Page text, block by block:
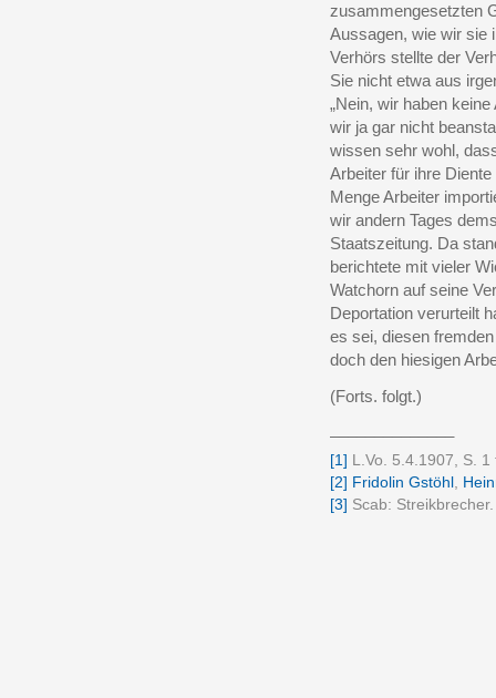
zusammengesetzten
Aussagen, wie wir sie
Verhörs stellte der
Sie nicht etwa aus
„Nein, wir haben
wir ja gar nicht
wissen sehr wohl,
Arbeiter für ihre
Menge Arbeiter
wir andern Tages
Staatszeitung. Da
berichtete mit vieler
Watchorn auf seine
Deportation verurteilt
es sei, diesen
doch den hiesigen
(Forts. folgt.)
[1] L.Vo. 5.4.1907, S. 1
[2] Fridolin Gstöhl ,
[3] Scab: Streikbrecher.